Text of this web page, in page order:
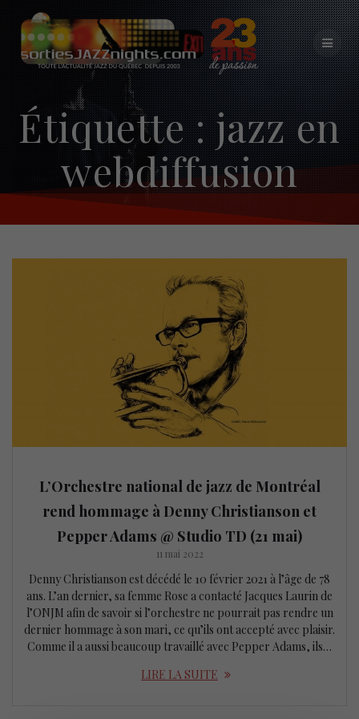
Skip
to
content
Étiquette :jazz en
webdiffusion
L’Orchestre national de jazz de Montréal
rend hommage à Denny Christianson et
Pepper Adams @ Studio TD (21 mai)
11 mai 2022
Denny Christianson est décédé le 10 février 2021 à l’âge de 78
ans. L’an dernier, sa femme Rose a contacté Jacques Laurin de
l’ONJM afin de savoir si l’orchestre ne pourrait pas rendre un
dernier hommage à son mari, ce qu’ils ont accepté avec plaisir.
Comme il a aussi beaucoup travaillé avec Pepper Adams, ils…
LIRE LA SUITE